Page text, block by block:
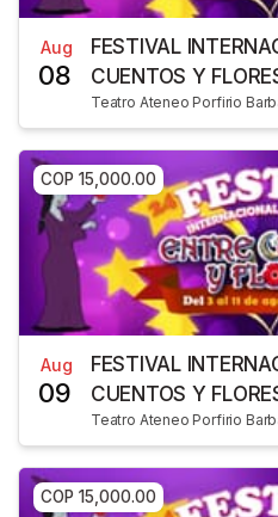
Aug
08
FESTIVAL
CUENTOS Y
Teatro Ateneo Porfirio
COP 15,000.00
Aug
09
FESTIVAL
CUENTOS Y
Teatro Ateneo Porfirio
COP 15,000.00